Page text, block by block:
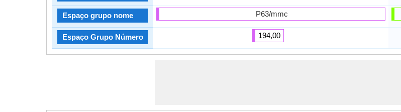
Espaço grupo nome
Espaço Grupo Número
P63/mmc
194,00